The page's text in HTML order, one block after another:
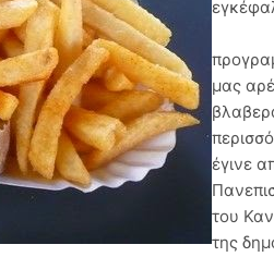
μας
έγινε
του
της